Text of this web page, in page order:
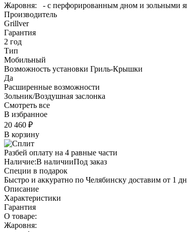
Жаровня: - с перфорированным дном и зольными
Производитель
Grillver
Гарантия
2 год
Тип
Мобильный
Возможность установки Гриль-Крышки
Да
Расширенные возможности
Зольник/Воздушная заслонка
Смотреть все
В избранное
20 460 ₽
В корзину
Разбей оплату на 4 равные части
Наличие:В наличииПод заказ
Специи в подарок
Быстро и аккуратно по Челябинску доставим от 1
Описание
Характеристики
Гарантия
О товаре:
Жаровня: